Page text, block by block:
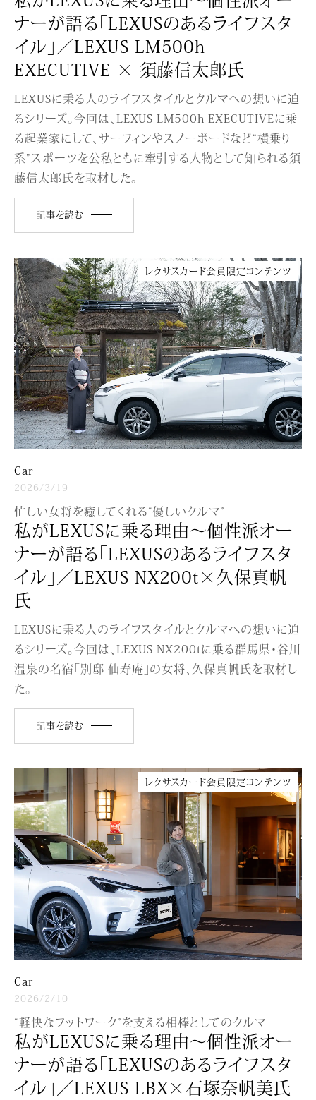
ナーが語る「LEXUSのあるライフスタ
イル」／LEXUS LM500h
EXECUTIVE × 須藤信太郎氏
LEXUSに乗る人のライフスタイルとクルマへの想いに迫
るシリーズ。今回は、LEXUS LM500h EXECUTIVEに乗
る起業家にして、サーフィンやスノーボードなど“横乗り
系”スポーツを公私ともに牽引する人物として知られる須
藤信太郎氏を取材した。
記事を読む
レクサスカード会員限定コンテンツ
Car
2026/3/19
忙しい女将を癒してくれる“優しいクルマ”
私がLEXUSに乗る理由〜個性派オー
ナーが語る「LEXUSのあるライフスタ
イル」／LEXUS NX200t×久保真帆
氏
LEXUSに乗る人のライフスタイルとクルマへの想いに迫
るシリーズ。今回は、LEXUS NX200tに乗る群馬県・谷川
温泉の名宿「別邸 仙寿庵」の女将、久保真帆氏を取材し
た。
記事を読む
レクサスカード会員限定コンテンツ
Car
2026/2/10
“軽快なフットワーク”を支える相棒としてのクルマ
私がLEXUSに乗る理由〜個性派オー
ナーが語る「LEXUSのあるライフスタ
イル」／LEXUS LBX×石塚奈帆美氏